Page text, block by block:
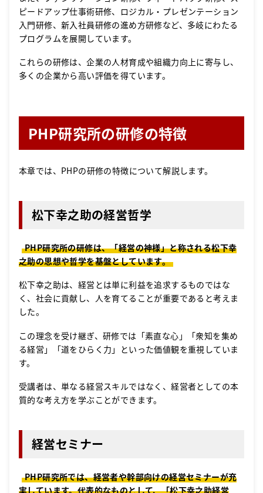
ピードアップ仕事術研修、ロジカル・プレゼンテーション
入門研修、新入社員研修の進め方研修など、多岐にわたる
プログラムを展開しています。
​これらの研修は、企業の人材育成や組織力向上に寄与し、
多くの企業から高い評価を得ています。
PHP研究所の研修の特徴
本章では、PHPの研修の特徴について解説します。
松下幸之助の経営哲学
PHP研究所の研修は、「経営の神様」と称される松下幸
之助の思想や哲学を基盤としています。
松下幸之助は、経営とは単に利益を追求するものではな
く、社会に貢献し、人を育てることが重要であると考えま
した。
この理念を受け継ぎ、研修では「素直な心」「衆知を集め
る経営」「道をひらく力」といった価値観を重視していま
す。
受講者は、単なる経営スキルではなく、経営者としての本
質的な考え方を学ぶことができます。
経営セミナー
PHP研究所では、経営者や幹部向けの経営セミナーが充
実しています。代表的なものとして、「松下幸之助経営